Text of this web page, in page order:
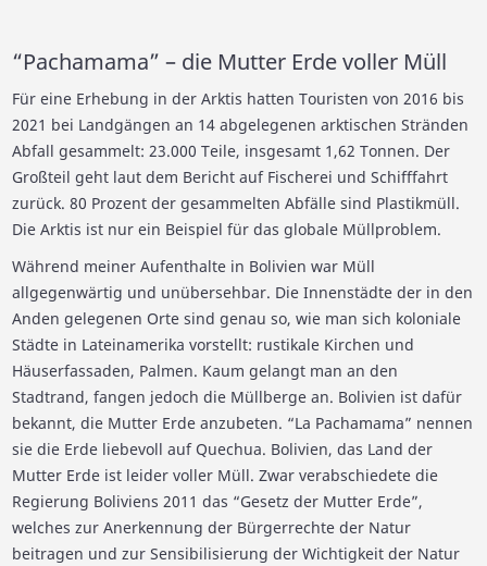
“Pachamama” – die Mutter Erde voller Müll
Für eine Erhebung in der Arktis hatten Touristen von 2016 bis
2021 bei Landgängen an 14 abgelegenen arktischen Stränden
Abfall gesammelt: 23.000 Teile, insgesamt 1,62 Tonnen. Der
Großteil geht laut dem Bericht auf Fischerei und Schifffahrt
zurück. 80 Prozent der gesammelten Abfälle sind Plastikmüll.
Die Arktis ist nur ein Beispiel für das globale Müllproblem.
Während meiner Aufenthalte in Bolivien war Müll
allgegenwärtig und unübersehbar. Die Innenstädte der in den
Anden gelegenen Orte sind genau so, wie man sich koloniale
Städte in Lateinamerika vorstellt: rustikale Kirchen und
Häuserfassaden, Palmen. Kaum gelangt man an den
Stadtrand, fangen jedoch die Müllberge an. Bolivien ist dafür
bekannt, die Mutter Erde anzubeten. “La Pachamama” nennen
sie die Erde liebevoll auf Quechua. Bolivien, das Land der
Mutter Erde ist leider voller Müll. Zwar verabschiedete die
Regierung Boliviens 2011 das “Gesetz der Mutter Erde”,
welches zur Anerkennung der Bürgerrechte der Natur
beitragen und zur Sensibilisierung der Wichtigkeit der Natur